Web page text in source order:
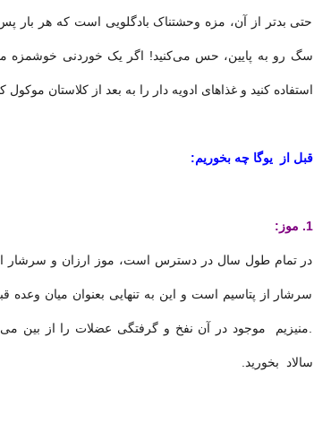
حتی بدتر از آن، مزه وحشتناک بادگلویی است که هر بار
سگ رو به پایین، حس می‌کنید! اگر یک خوردنی خوشمزه
استفاده کنید و غذاهای ادویه دار را به بعد از کلاستان موکول
قبل از یوگا چه بخوریم:
1. موز:
در تمام طول سال در دسترس است، موز ارزان و سرشار
سرشار از پتاسیم است و این به تنهایی بعنوان میان وعده
.منیزیم موجود در آن نفخ و گرفتگی عضلات را از بین می
سالاد بخورید.